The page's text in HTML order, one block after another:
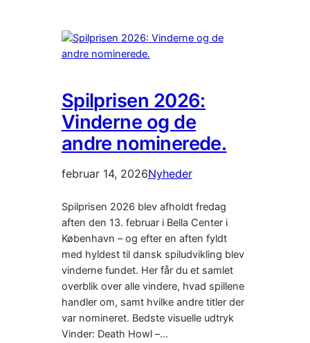
Spilprisen 2026:
Vinderne og de
andre nominerede.
februar 14, 2026Nyheder
Spilprisen 2026 blev afholdt fredag
aften den 13. februar i Bella Center i
København – og efter en aften fyldt
med hyldest til dansk spiludvikling blev
vinderne fundet. Her får du et samlet
overblik over alle vindere, hvad spillene
handler om, samt hvilke andre titler der
var nomineret. Bedste visuelle udtryk
Vinder: Death Howl –…